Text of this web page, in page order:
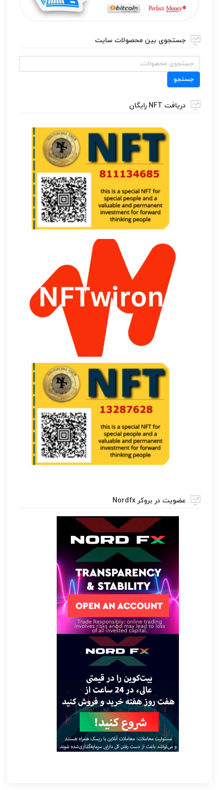
جستجوی بین محصولات سایت
جستجو
برای:
جستجو
دریافت NFT رایگان
عضویت در بروکر Nordfx